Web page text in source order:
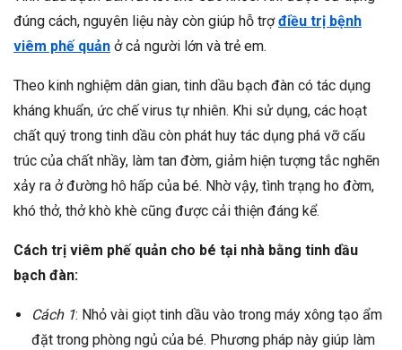
đúng cách, nguyên liệu này còn giúp hỗ trợđiều trị bệnh
viêm phế quản ở cả người lớn và trẻ em.
Theo kinh nghiệm dân gian, tinh dầu bạch đàn có tác dụng
kháng khuẩn, ức chế virus tự nhiên. Khi sử dụng, các hoạt
chất quý trong tinh dầu còn phát huy tác dụng phá vỡ cấu
trúc của chất nhầy, làm tan đờm, giảm hiện tượng tắc nghẽn
xảy ra ở đường hô hấp của bé. Nhờ vậy, tình trạng ho đờm,
khó thở, thở khò khè cũng được cải thiện đáng kể.
Cách trị viêm phế quản cho bé tại nhà bằng tinh dầu
bạch đàn:
Cách 1: Nhỏ vài giọt tinh dầu vào trong máy xông tạo ẩm
đặt trong phòng ngủ của bé. Phương pháp này giúp làm